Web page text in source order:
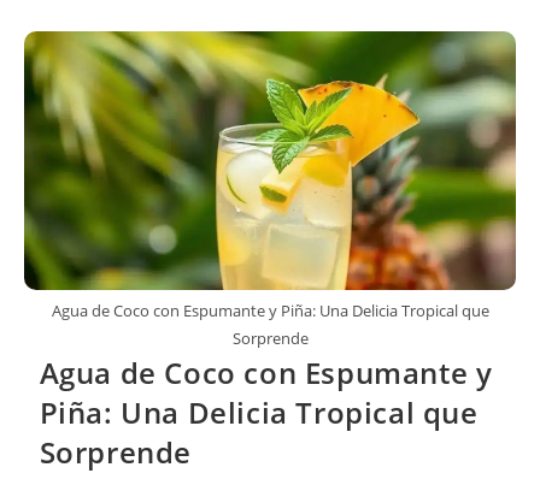
Agua de Coco con Espumante y Piña: Una Delicia Tropical que
Sorprende
Agua de Coco con Espumante y
Piña: Una Delicia Tropical que
Sorprende